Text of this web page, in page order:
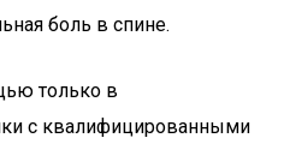
боль в спине.
только в
с квалифицированными